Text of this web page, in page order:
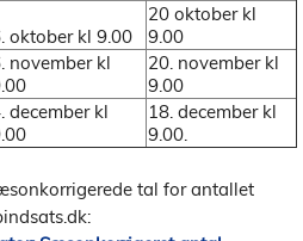
oktober kl 9.00
20 oktober kl
9.00
november kl
20. november kl
9.00
december kl
18. december kl
9.00.
tal for antallet